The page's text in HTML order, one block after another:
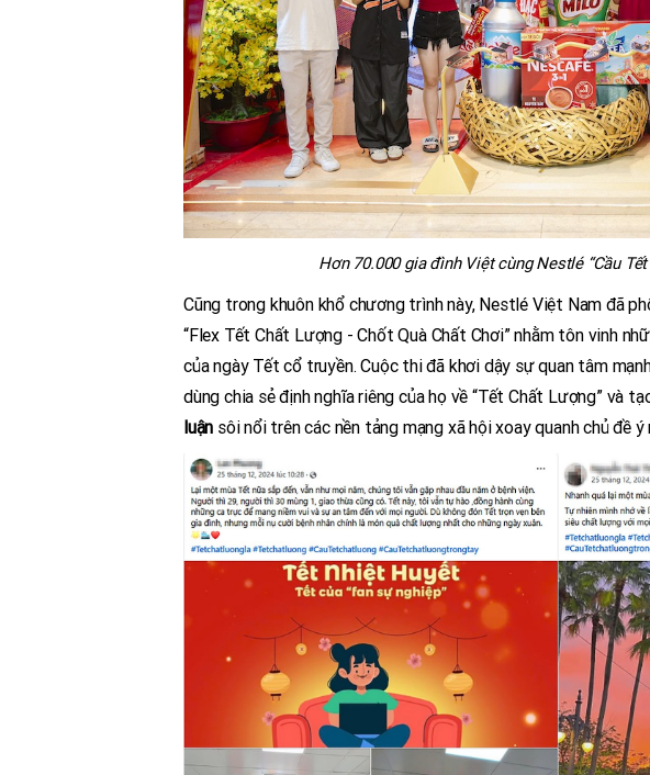
Hơn 70.000 gia đình Việt cùng Nestlé “Cầu
Cũng trong khuôn khổ chương trình này, Nestlé Việt Nam đã
“Flex Tết Chất Lượng - Chốt Quà Chất Chơi” nhằm tôn vinh
của ngày Tết cổ truyền. Cuộc thi đã khơi dậy sự quan tâm
dùng chia sẻ định nghĩa riêng của họ về “Tết Chất Lượng” và
luận sôi nổi trên các nền tảng mạng xã hội xoay quanh chủ đề ý